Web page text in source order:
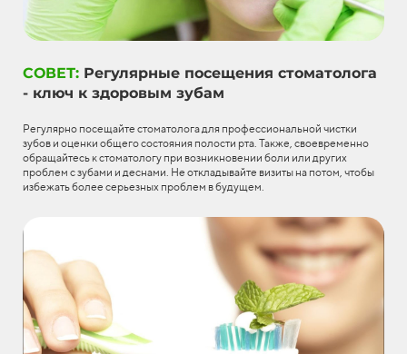
СОВЕТ: Регулярные посещения стоматолога
- ключ к здоровым зубам
Регулярно посещайте стоматолога для профессиональной чистки
зубов и оценки общего состояния полости рта. Также, своевременно
обращайтесь к стоматологу при возникновении боли или других
проблем с зубами и деснами. Не откладывайте визиты на потом, чтобы
избежать более серьезных проблем в будущем.